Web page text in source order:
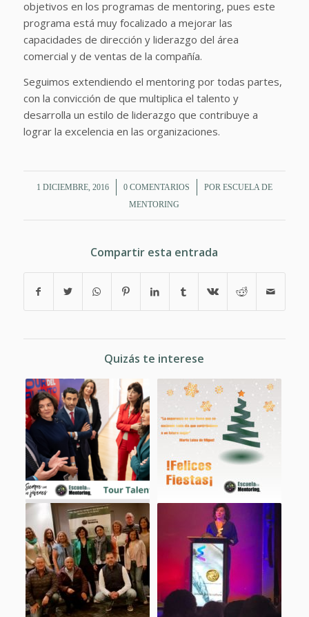
objetivos en los programas de mentoring, pues este
programa está muy focalizado a mejorar las
capacidades de dirección y liderazgo del área
comercial y de ventas de la compañía.
Seguimos extendiendo el mentoring por todas partes,
con la convicción de que multiplica el talento y
desarrolla un estilo de liderazgo que contribuye a
lograr la excelencia en las organizaciones.
1 DICIEMBRE, 2016
/ 0 COMENTARIOS
/ POR ESCUELA DE
MENTORING
Compartir esta entrada
Quizás te interese